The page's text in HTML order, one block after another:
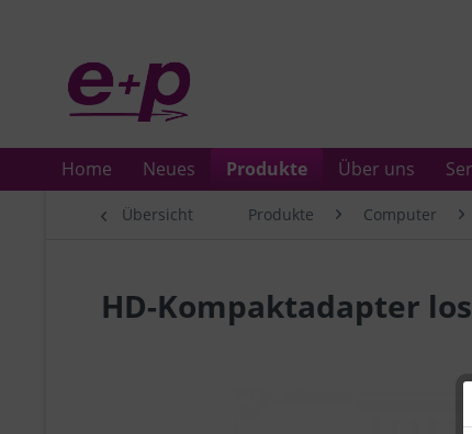
Home Neues Produkte Über uns
Übersicht Produkte Computer
HD-Kompaktadapter